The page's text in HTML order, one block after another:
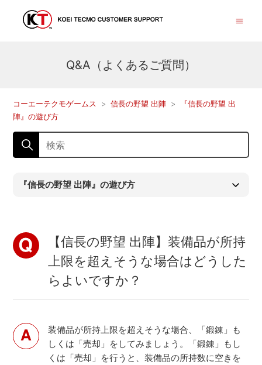
Q&A（よくあるご質問）
コーエーテクモゲームス 信長の野望 出陣
『信長の野望 出
陣』の遊び方
『信長の野望 出陣』の遊び方
【信長の野望 出陣】装備品が所持
上限を超えそうな場合はどうした
らよいですか？
装備品が所持上限を超えそうな場合、「鍛錬」も
しくは「売却」をしてみましょう。「鍛錬」もし
くは「売却」を行うと、装備品の所持数に空きを